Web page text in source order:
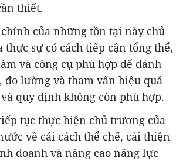
thiết.
của những tồn tại này chủ
thực sự có cách tiếp cận tổng thể,
và công cụ phù hợp để đánh
đo lường và tham vấn hiệu quả
quy định không còn phù hợp.
tục thực hiện chủ trương của
về cải cách thể chế, cải thiện
doanh và nâng cao năng lực